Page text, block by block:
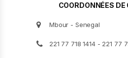
COORDONNÉES
Mbour - Senegal
221 77 718 1414 - 221 77